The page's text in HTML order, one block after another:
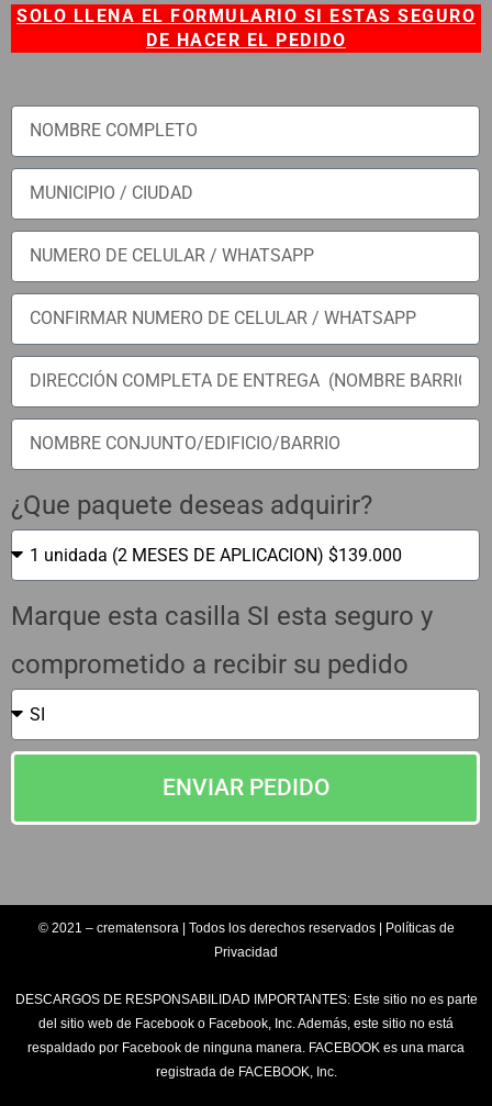
SOLO LLENA EL FORMULARIO SI ESTAS SEGURO
DE HACER EL PEDIDO
¿Que paquete deseas adquirir?
Marque esta casilla SI esta seguro y
comprometido a recibir su pedido
ENVIAR PEDIDO
© 2021 – crematensora | Todos los derechos reservados | Políticas de
Privacidad
DESCARGOS DE RESPONSABILIDAD IMPORTANTES: Este sitio no es parte
del sitio web de Facebook o Facebook, Inc. Además, este sitio no está
respaldado por Facebook de ninguna manera. FACEBOOK es una marca
registrada de FACEBOOK, Inc.